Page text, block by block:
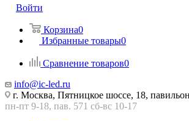
Войти
Корзина0
Избранные товары0
Сравнение товаров0
info@ic-led.ru
г. Москва, Пятницкое шоссе, 18,
пн-пт 9-18, пав. 571 сб-вс 10-17